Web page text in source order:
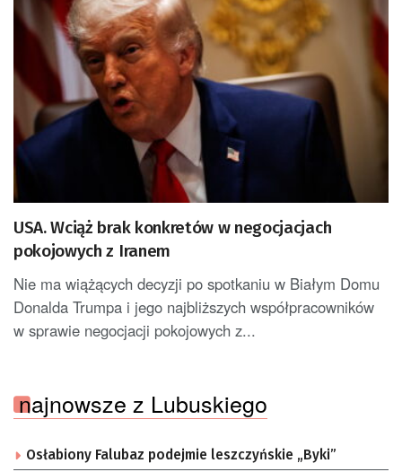
USA. Wciąż brak konkretów w negocjacjach
pokojowych z Iranem
Nie ma wiążących decyzji po spotkaniu w Białym Domu
Donalda Trumpa i jego najbliższych współpracowników
w sprawie negocjacji pokojowych z...
najnowsze z Lubuskiego
Osłabiony Falubaz podejmie leszczyńskie „Byki”